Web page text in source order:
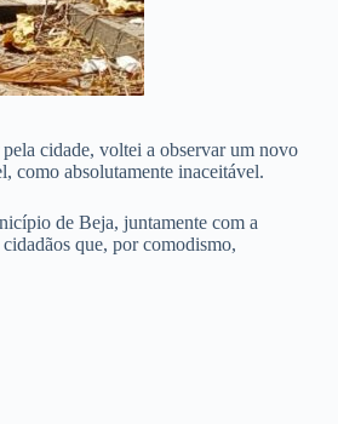
cidade, voltei a observar um novo
como absolutamente inaceitável.
de Beja, juntamente com a
que, por comodismo,